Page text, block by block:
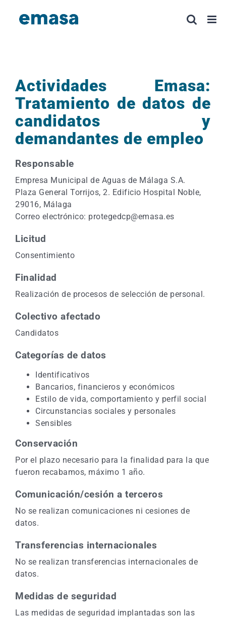
Actividades Emasa:
Tratamiento de datos de
candidatos y
demandantes de empleo
Responsable
Empresa Municipal de Aguas de Málaga S.A.
Plaza General Torrijos, 2. Edificio Hospital Noble,
29016, Málaga
Correo electrónico: protegedcp@emasa.es
Licitud
Consentimiento
Finalidad
Realización de procesos de selección de personal.
Colectivo afectado
Candidatos
Categorías de datos
Identificativos
Bancarios, financieros y económicos
Estilo de vida, comportamiento y perfil social
Circunstancias sociales y personales
Sensibles
Conservación
Por el plazo necesario para la finalidad para la que
fueron recabamos, máximo 1 año.
Comunicación/cesión a terceros
No se realizan comunicaciones ni cesiones de
datos.
Transferencias internacionales
No se realizan transferencias internacionales de
datos.
Medidas de seguridad
Las medidas de seguridad implantadas son las